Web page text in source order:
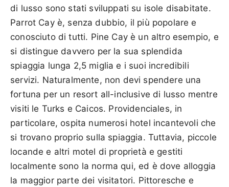
di lusso sono stati sviluppati su isole disabitate.
Parrot Cay è, senza dubbio, il più popolare e
conosciuto di tutti. Pine Cay è un altro esempio, e
si distingue davvero per la sua splendida
spiaggia lunga 2,5 miglia e i suoi incredibili
servizi. Naturalmente, non devi spendere una
fortuna per un resort all-inclusive di lusso mentre
visiti le Turks e Caicos. Providenciales, in
particolare, ospita numerosi hotel incantevoli che
si trovano proprio sulla spiaggia. Tuttavia, piccole
locande e altri motel di proprietà e gestiti
localmente sono la norma qui, ed è dove alloggia
la maggior parte dei visitatori. Pittoresche e